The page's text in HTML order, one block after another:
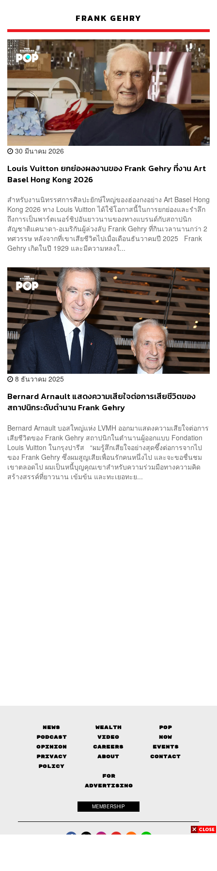
FRANK GEHRY
30 มีนาคม 2026
Louis Vuitton ยกย่องผลงานของ Frank Gehry ที่งาน Art
Basel Hong Kong 2026
สำหรับงานนิทรรศการศิลปะยักษ์ใหญ่ของฮ่องกงอย่าง Art Basel Hong
Kong 2026 ทาง Louis Vuitton ได้ใช้โอกาสนี้ในการยกย่องและรำลึก
ถึงการเป็นพาร์ตเนอร์ชิปอันยาวนานของทางแบรนด์กับสถาปนิก
สัญชาติแคนาดา-อเมริกันผู้ล่วงลับ Frank Gehry ที่กินเวลานานกว่า 2
ทศวรรษ หลังจากที่เขาเสียชีวิตไปเมื่อเดือนธันวาคมปี 2025 Frank
Gehry เกิดในปี 1929 และมีความหลงใ...
8 ธันวาคม 2025
Bernard Arnault แสดงความเสียใจต่อการเสียชีวิตของ
สถาปนิกระดับตำนาน Frank Gehry
Bernard Arnault บอสใหญ่แห่ง LVMH ออกมาแสดงความเสียใจต่อการ
เสียชีวิตของ Frank Gehry สถาปนิกในตำนานผู้ออกแบบ Fondation
Louis Vuitton ในกรุงปารีส “ผมรู้สึกเสียใจอย่างสุดซึ้งต่อการจากไป
ของ Frank Gehry ซึ่งผมสูญเสียเพื่อนรักคนหนึ่งไป และจะขอชื่นชม
เขาตลอดไป ผมเป็นหนี้บุญคุณเขาสำหรับความร่วมมือทางความคิด
สร้างสรรค์ที่ยาวนาน เข้มข้น และทะเยอทะย...
News Wealth
Pop
Podcast
Video
Now
Opinion
Careers
Events
Privacy
Policy
About Contact
FOR
ADVERTISING
MEMBERSHIP